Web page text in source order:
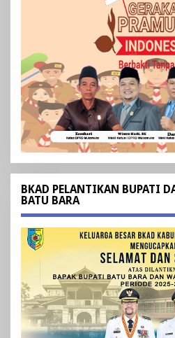
BKAD PELANTIKAN BUPATI
BATU BARA